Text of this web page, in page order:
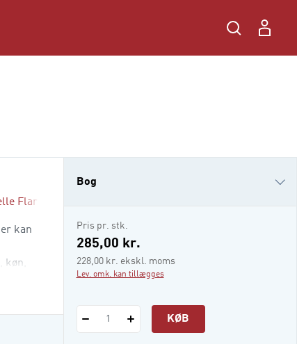
Flarup Damkjer
kan
Bog
i-bog
Pris pr. stk.
285,00 kr.
228,00 kr. ekskl. moms
Lev. omk. kan tillægges
1 KØB